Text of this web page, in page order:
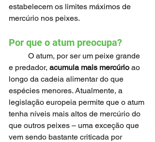
estabelecem os limites máximos de
mercúrio nos peixes.
Por que o atum preocupa?
e predador, acumula mais mercúrio ao
longo da cadeia alimentar do que
espécies menores. Atualmente, a
legislação europeia permite que o atum
tenha níveis mais altos de mercúrio do
que outros peixes – uma exceção que
vem sendo bastante criticada por